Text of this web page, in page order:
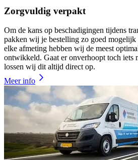
Zorgvuldig verpakt
Om de kans op beschadigingen tijdens
pakken wij je bestelling zo goed mogelijk
elke afmeting hebben wij de meest
ontwikkeld. Gaat er onverhoopt toch iets
lossen wij dit altijd direct op.
Meer info